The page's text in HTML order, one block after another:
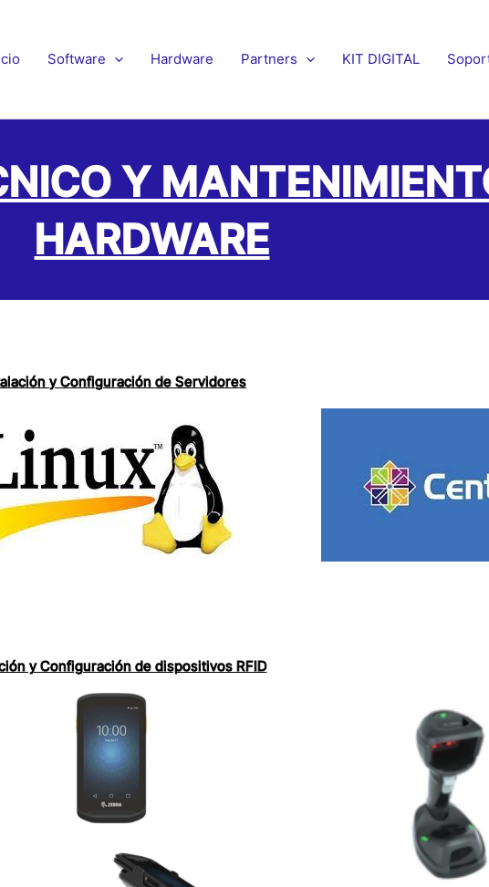
Software Hardware Partners KIT DIGITAL
Y
HARDWARE
y Configuración de Servidores
y Configuración de dispositivos RFID